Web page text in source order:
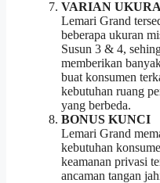
VARIAN
Lemari Grand
beberapa ukuran
Susun 3 & 4,
memberikan
buat konsumen
kebutuhan ruang
yang berbeda.
BONUS KUNCI
Lemari Grand
kebutuhan
keamanan privasi
ancaman tangan